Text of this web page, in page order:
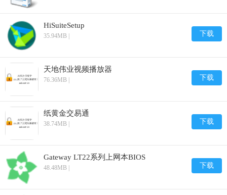
HiSuiteSetup
35.94MB | 下载
天地伟业视频播放器
76.36MB | 下载
纸黄金交易通
38.74MB | 下载
Gateway LT22系列上网本BIOS
48.48MB | 下载